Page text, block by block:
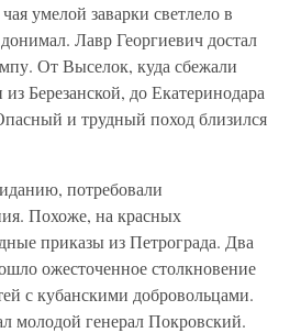
умелой заварки светлело в
Лавр Георгиевич достал
От Выселок, куда сбежали
Березанской, до Екатеринодара
и трудный поход близился
потребовали
Похоже, на красных
приказы из Петрограда. Два
ожесточенное столкновение
с кубанскими добровольцами.
молодой генерал Покровский.